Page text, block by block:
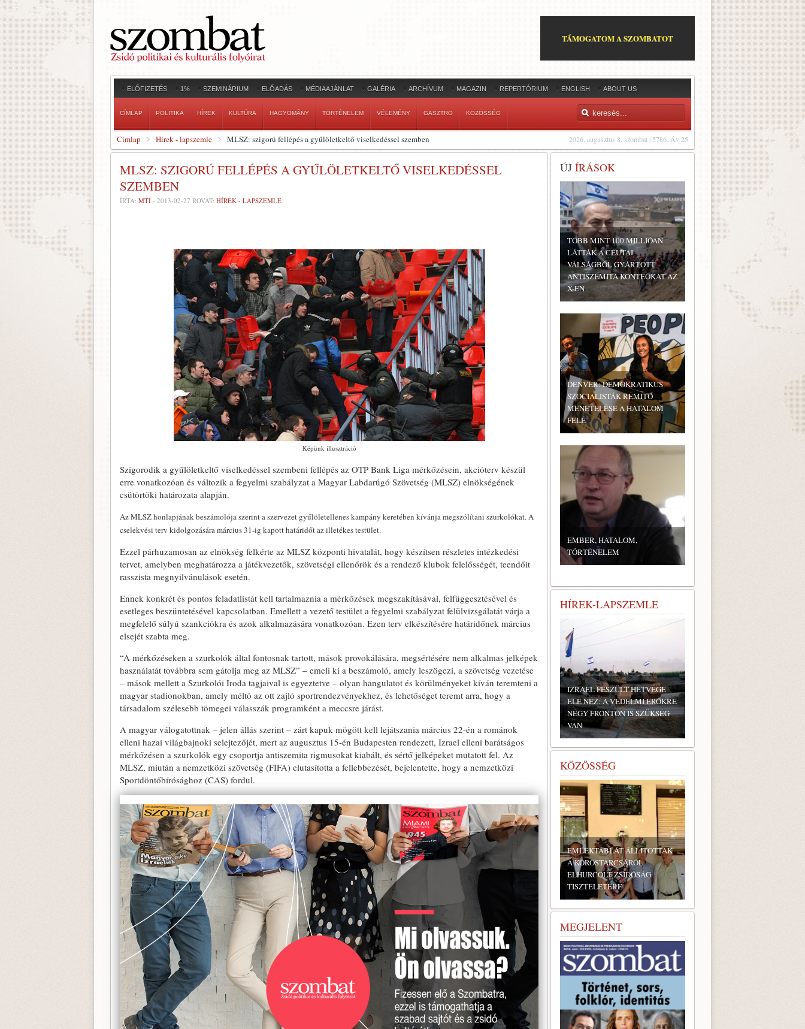
TÁMOGATOM A SZOMBATOT
ELŐFIZETÉS 1% SZEMINÁRIUM ELŐADÁS MÉDIAAJÁNLAT GALÉRIA ARCHÍVUM MAGAZIN REPERTÓRIUM ENGLISH ABOUT US
CÍMLAP POLITIKA HÍREK KULTÚRA HAGYOMÁNY TÖRTÉNELEM VÉLEMÉNY GASZTRO KÖZÖSSÉG
2026. augusztus 8, szombat | 5786. Áv 25
Címlap Hírek - lapszemle MLSZ: szigorú fellépés a gyűlöletkeltő viselkedéssel szemben
MLSZ: SZIGORÚ FELLÉPÉS A GYŰLÖLETKELTŐ VISELKEDÉSSEL
SZEMBEN
ÍRTA: MTI - 2013-02-27 ROVAT: HÍREK - LAPSZEMLE
Képünk illusztráció
Szigorodik a gyűlöletkeltő viselkedéssel szembeni fellépés az OTP Bank Liga mérkőzésein, akcióterv készül
erre vonatkozóan és változik a fegyelmi szabályzat a Magyar Labdarúgó Szövetség (MLSZ) elnökségének
csütörtöki határozata alapján.
Az MLSZ honlapjának beszámolója szerint a szervezet gyűlöletellenes kampány keretében kívánja megszólítani szurkolókat. A
cselekvési terv kidolgozására március 31-ig kapott határidőt az illetékes testület.
Ezzel párhuzamosan az elnökség felkérte az MLSZ központi hivatalát, hogy készítsen részletes intézkedési
tervet, amelyben meghatározza a játékvezetők, szövetségi ellenőrök és a rendező klubok felelősségét, teendőit
rasszista megnyilvánulások esetén.
Ennek konkrét és pontos feladatlistát kell tartalmaznia a mérkőzések megszakításával, felfüggesztésével és
esetleges beszüntetésével kapcsolatban. Emellett a vezető testület a fegyelmi szabályzat felülvizsgálatát várja a
megfelelő súlyú szankciókra és azok alkalmazására vonatkozóan. Ezen terv elkészítésére határidőnek március
elsejét szabta meg.
“A mérkőzéseken a szurkolók által fontosnak tartott, mások provokálására, megsértésére nem alkalmas jelképek
használatát továbbra sem gátolja meg az MLSZ” – emeli ki a beszámoló, amely leszögezi, a szövetség vezetése
– mások mellett a Szurkolói Iroda tagjaival is egyeztetve – olyan hangulatot és körülményeket kíván teremteni a
magyar stadionokban, amely méltó az ott zajló sportrendezvényekhez, és lehetőséget teremt arra, hogy a
társadalom szélesebb tömegei válasszák programként a meccsre járást.
A magyar válogatottnak – jelen állás szerint – zárt kapuk mögött kell lejátszania március 22-én a románok
elleni hazai világbajnoki selejtezőjét, mert az augusztus 15-én Budapesten rendezett, Izrael elleni barátságos
mérkőzésen a szurkolók egy csoportja antiszemita rigmusokat kiabált, és sértő jelképeket mutatott fel. Az
MLSZ, miután a nemzetközi szövetség (FIFA) elutasította a fellebbezését, bejelentette, hogy a nemzetközi
Sportdöntőbírósághoz (CAS) fordul.
ÚJ ÍRÁSOK
TÖBB MINT 100 MILLIÓAN
LÁTTÁK A CEUTAI
VÁLSÁGBÓL GYÁRTOTT
ANTISZEMITA KONTEÓKAT AZ
X-EN
DENVER: DEMOKRATIKUS
SZOCIALISTÁK RÉMÍTŐ
MENETELÉSE A HATALOM
FELÉ
EMBER, HATALOM,
TÖRTÉNELEM
HÍREK-LAPSZEMLE
IZRAEL FESZÜLT HÉTVÉGE
ELÉ NÉZ: A VÉDELMI ERŐKRE
NÉGY FRONTON IS SZÜKSÉG
VAN
KÖZÖSSÉG
EMLÉKTÁBLÁT ÁLLÍTOTTAK
A KÖRÖSTARCSÁRÓL
ELHURCOLT ZSIDÓSÁG
TISZTELETÉRE
BONYHÁDI ZSIDÓ NAPOK
MEGJELENT